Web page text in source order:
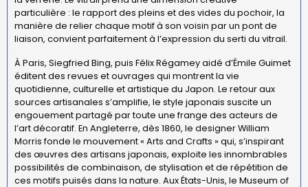
particulière : le rapport des pleins et des vides du pochoir, la
manière de relier chaque motif à son voisin par un pont de
liaison, convient parfaitement à l’expression du serti du vitrail.
À Paris, Siegfried Bing, puis Félix Régamey aidé d’Émile Guimet
éditent des revues et ouvrages qui montrent la vie
quotidienne, culturelle et artistique du Japon. Le retour aux
sources artisanales s’amplifie, le style japonais suscite un
engouement partagé par toute une frange des acteurs de
l’art décoratif. En Angleterre, dès 1860, le designer William
Morris fonde le mouvement « Arts and Crafts » qui, s’inspirant
des œuvres des artisans japonais, exploite les innombrables
possibilités de combinaison, de stylisation et de répétition de
ces motifs puisés dans la nature. Aux États-Unis, le Museum of